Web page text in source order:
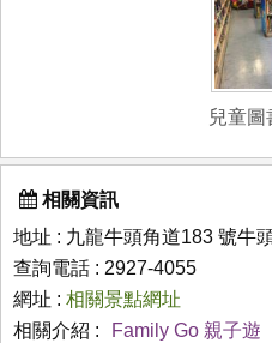
兒童圖
相關資訊
地址 : 九龍牛頭角道183 號牛
查詢電話 : 2927-4055
網址 : 相關景點網址
相關介紹 :
Family Go 親子遊